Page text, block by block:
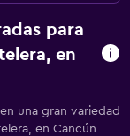
para
en
una gran variedad
en Cancún